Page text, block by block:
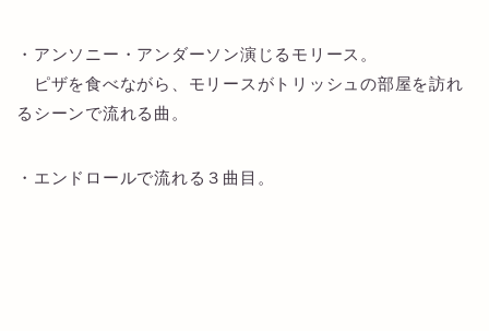
・アンソニー・アンダーソン演じるモリース。
ピザを食べながら、モリースがトリッシュの部屋を訪れ
るシーンで流れる曲。
・エンドロールで流れる３曲目。